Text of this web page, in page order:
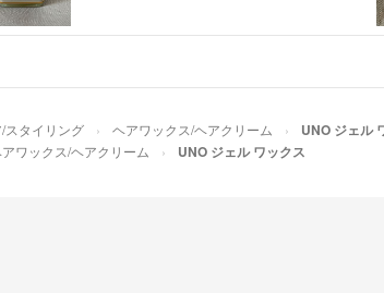
スタイリング ヘアワックス/ヘアクリーム UNO ジェル
ワックス/ヘアクリーム UNO ジェル ワックス